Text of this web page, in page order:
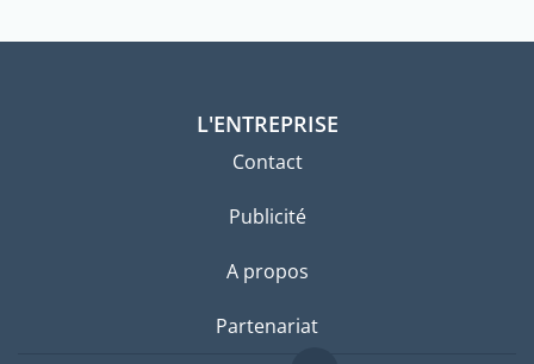
L'ENTREPRISE
Contact
Publicité
A propos
Partenariat